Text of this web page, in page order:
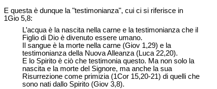
E questa è dunque la "testimonianza", cui ci si riferisce in
1Gio 5,8:
L’acqua è la nascita nella carne e la testimonianza che il
Figlio di Dio è divenuto essere umano.
Il sangue è la morte nella carne (Giov 1,29) e la
testimonianza della Nuova Alleanza (Luca 22,20).
E lo Spirito è ciò che testimonia questo. Ma non solo la
nascita e la morte del Signore, ma anche la sua
Risurrezione come primizia (1Cor 15,20-21) di quelli che
sono nati dallo Spirito (Giov 3,8).